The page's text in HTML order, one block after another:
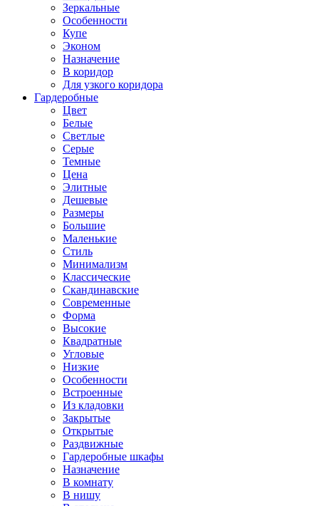
Зеркальные
Особенности
Купе
Эконом
Назначение
В коридор
Для узкого коридора
Гардеробные
Цвет
Белые
Светлые
Серые
Темные
Цена
Элитные
Дешевые
Размеры
Большие
Маленькие
Стиль
Минимализм
Классические
Скандинавские
Современные
Форма
Высокие
Квадратные
Угловые
Низкие
Особенности
Встроенные
Из кладовки
Закрытые
Открытые
Раздвижные
Гардеробные шкафы
Назначение
В комнату
В нишу